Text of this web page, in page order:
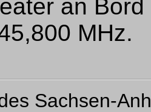
an
MHz.
Sachsen-